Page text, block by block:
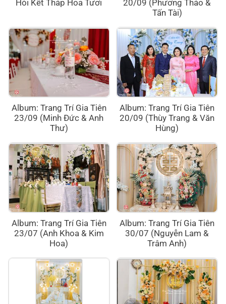
Hỏi Kết Tháp Hoa Tươi
20/09 (Phương Thảo &
Tấn Tài)
Album: Trang Trí Gia Tiên
23/09 (Minh Đức & Anh
Thư)
Album: Trang Trí Gia Tiên
20/09 (Thùy Trang & Văn
Hùng)
Album: Trang Trí Gia Tiên
23/07 (Anh Khoa & Kim
Hoa)
Album: Trang Trí Gia Tiên
30/07 (Nguyễn Lam &
Trâm Anh)